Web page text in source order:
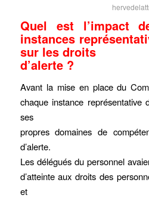
Quel est l’impact
instances
sur les droits
d’alerte ?
Avant la mise en place du
chaque instance représentative
ses
propres domaines de
d’alerte.
Les délégués du personnel
d’atteinte aux droits des
et